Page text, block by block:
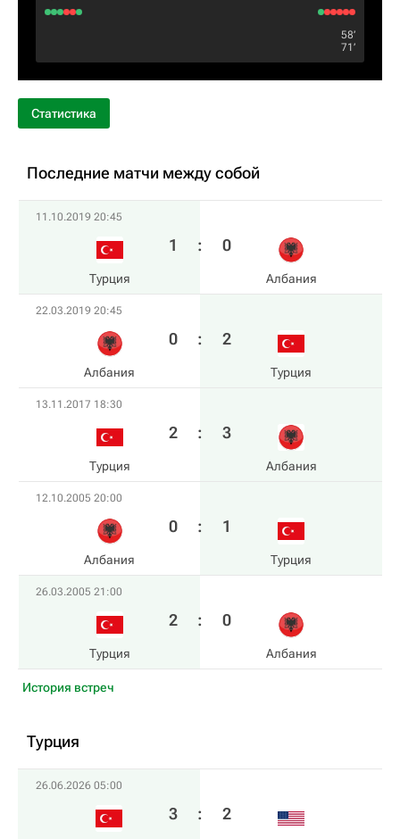
58‎’‎
71‎’‎
Статистика
Последние матчи между собой
11.10.2019 20:45
Турция
1 : 0
Албания
22.03.2019 20:45
Албания
0 : 2
Турция
13.11.2017 18:30
Турция
2 : 3
Албания
12.10.2005 20:00
Албания
0 : 1
Турция
26.03.2005 21:00
Турция
2 : 0
Албания
История встреч
Турция
26.06.2026 05:00
3 : 2